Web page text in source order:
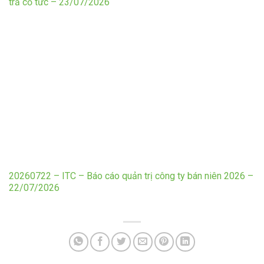
20260722 – ITC – Báo cáo quản trị công ty bán niên 2026 –
22/07/2026